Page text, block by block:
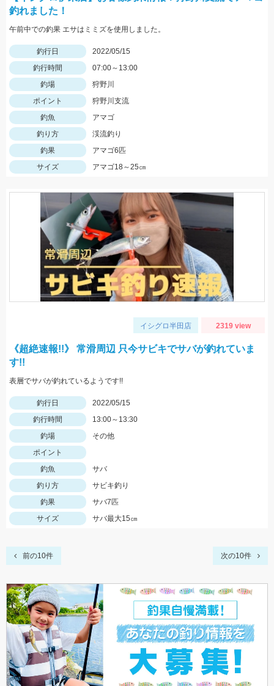
釣れました！
午前中での釣果 エサはミミズを使用しました。
釣行日
2022/05/15
釣行時間
07:00～13:00
釣場
狩野川
ポイント
狩野川支流
釣魚
アマゴ
釣り方
渓流釣り
釣果
アマゴ6匹
サイズ
アマゴ18～25㎝
イシグロ半田店 2319 view
《超絶速報!!》 常滑周辺 只今サビキでサバが釣れていま
す!!
表層でサバが釣れているようです!!
釣行日
2022/05/15
釣行時間
13:00～13:30
釣場
その他
ポイント
釣魚
サバ
釣り方
サビキ釣り
釣果
サバ7匹
サイズ
サバ最大15㎝
前の10件 次の10件